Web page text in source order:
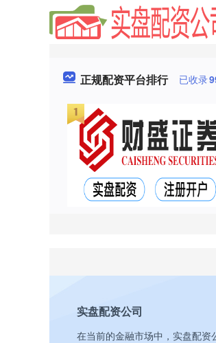
正规配资平台排行 已收录
实盘配资公司
在当前的金融市场中，实盘配